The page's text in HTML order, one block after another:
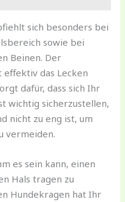
sich besonders bei
sowie bei
Beinen. Der
das Lecken
dafür, dass sich Ihr
wichtig sicherzustellen,
nicht zu eng ist, um
vermeiden.
es sein kann, einen
Hals tragen zu
Hundekragen hat Ihr